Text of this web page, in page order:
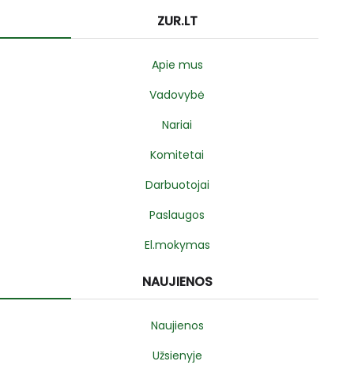
ZUR.LT
Apie mus
Vadovybė
Nariai
Komitetai
Darbuotojai
Paslaugos
El.mokymas
NAUJIENOS
Naujienos
Užsienyje